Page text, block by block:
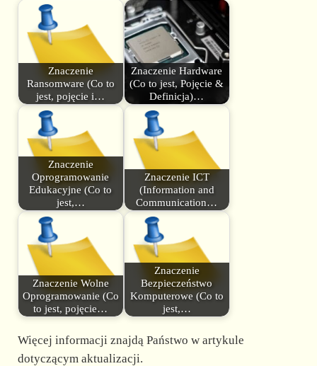
Znaczenie
Ransomware (Co to
jest, pojęcie i…
Znaczenie Hardware
(Co to jest, Pojęcie &
Definicja)…
Znaczenie
Oprogramowanie
Edukacyjne (Co to
jest,…
Znaczenie ICT
(Information and
Communication…
Znaczenie Wolne
Oprogramowanie (Co
to jest, pojęcie…
Znaczenie
Bezpieczeństwo
Komputerowe (Co to
jest,…
Więcej informacji znajdą Państwo w artykule
dotyczącym aktualizacji.